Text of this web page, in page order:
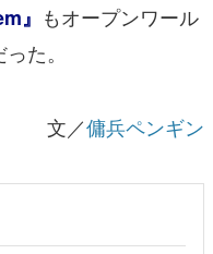
』 もオープンワール
た。
文／傭兵ペンギン